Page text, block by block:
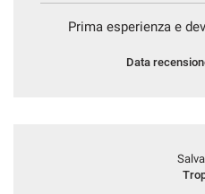
Prima esperienza e
Data